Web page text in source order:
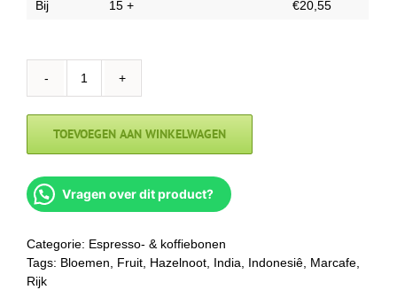
Bij
15 + €20,55
Marcafe
aantal
TOEVOEGEN AAN WINKELWAGEN
Vragen over dit product?
Categorie: Espresso- & koffiebonen
Tags: Bloemen Fruit Hazelnoot India Indonesiê Marcafe
Rijk